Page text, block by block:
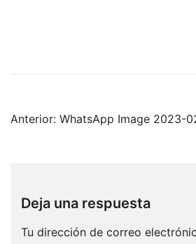
Anterior: WhatsApp Image 2023-
Deja una respuesta
Tu dirección de correo